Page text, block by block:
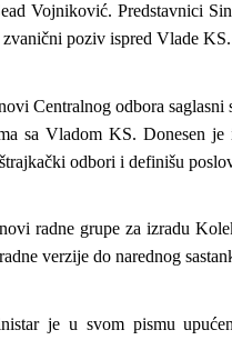
Vojniković. Predstavnici
poziv ispred Vlade
Centralnog odbora
sa Vladom KS. Donesen je
odbori i definišu
radne grupe za izradu
verzije do narednog
je u svom pismu